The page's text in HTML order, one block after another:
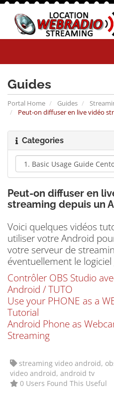
Guides
Portal Home Guides
Peut-on diffuser en live vidéo
Categories
Peut-on diffuser en
streaming depuis un
Voici quelques vidéos
utiliser votre Android
votre serveur de
éventuellement le
Contrôler OBS Studio
Android / TUTO
Use your PHONE as a
Tutorial
Android Phone as
Streaming
streaming video android,
video android, android tv
0 Users Found This Useful